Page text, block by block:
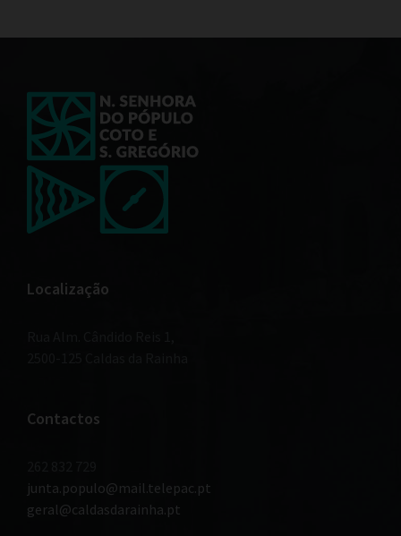
Localização
Contactos
junta.populo@mail.telepac.pt
geral@caldasdarainha.pt